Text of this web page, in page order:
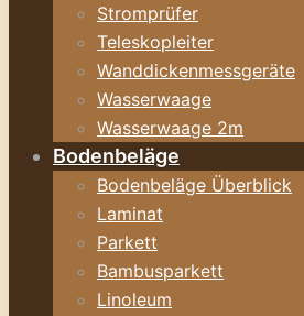
Stromprüfer
Teleskopleiter
Wanddickenmessgeräte
Wasserwaage
Wasserwaage 2m
Bodenbeläge
Bodenbeläge Überblick
Laminat
Parkett
Bambusparkett
Linoleum